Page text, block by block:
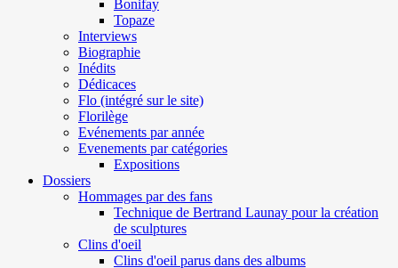
Bonifay
Topaze
Interviews
Biographie
Inédits
Dédicaces
Flo (intégré sur le site)
Florilège
Evénements par année
Evenements par catégories
Expositions
Dossiers
Hommages par des fans
Technique de Bertrand Launay pour la création
de sculptures
Clins d'oeil
Clins d'oeil parus dans des albums